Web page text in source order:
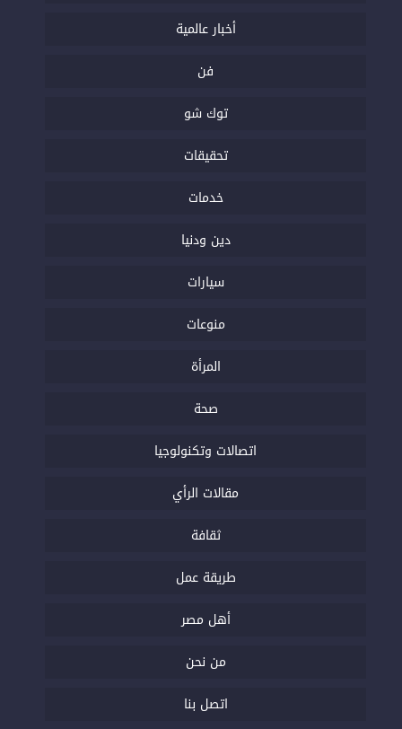
أخبار عالمية
فن
توك شو
تحقيقات
خدمات
دين ودنيا
سيارات
منوعات
المرأة
صحة
اتصالات وتكنولوجيا
مقالات الرأي
ثقافة
طريقة عمل
أهل مصر
من نحن
اتصل بنا